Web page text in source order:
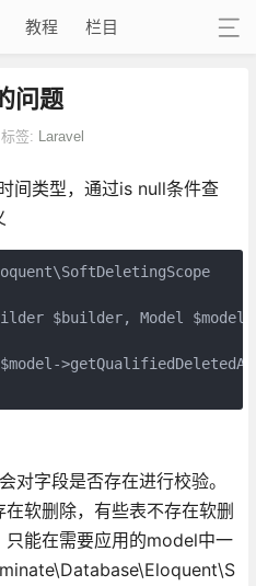
教程 栏目
问题
标签: Laravel
间类型，通过is null条件查
$builder, Model $model)
字段是否存在进行校验。
软删除，有些表不存在软删
能在需要应用的model中一